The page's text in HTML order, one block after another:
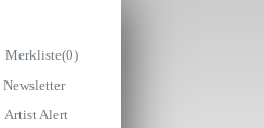
Merkliste(0)
Newsletter
Artist Alert